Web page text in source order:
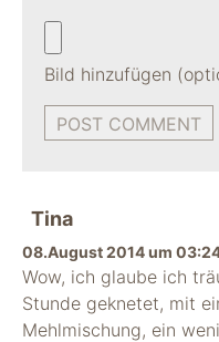
Bild hinzufügen
Tina
08.August 2014 um
Wow, ich glaube ich
Stunde geknetet, mit
Mehlmischung, ein